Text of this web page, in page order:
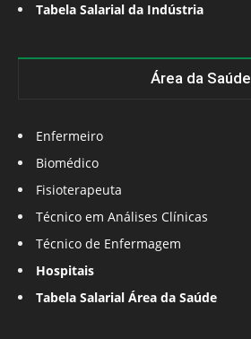
Tabela Salarial da Indústria
Área da Saúde
Enfermeiro
Biomédico
Fisioterapeuta
Técnico em Análises Clínicas
Técnico de Enfermagem
Hospitais
Tabela Salarial Área da Saúde